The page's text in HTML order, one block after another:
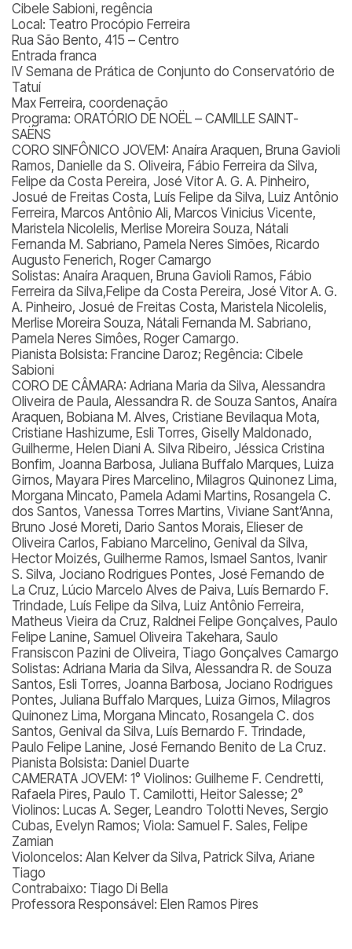
Cibele Sabioni, regência
Local: Teatro Procópio Ferreira
Rua São Bento, 415 – Centro
Entrada franca
IV Semana de Prática de Conjunto do Conservatório de
Tatuí
Max Ferreira, coordenação
Programa: ORATÓRIO DE NOËL – CAMILLE SAINT-
SAËNS
CORO SINFÔNICO JOVEM: Anaíra Araquen, Bruna Gavioli
Ramos, Danielle da S. Oliveira, Fábio Ferreira da Silva,
Felipe da Costa Pereira, José Vitor A. G. A. Pinheiro,
Josué de Freitas Costa, Luís Felipe da Silva, Luiz Antônio
Ferreira, Marcos Antônio Ali, Marcos Vinicius Vicente,
Maristela Nicolelis, Merlise Moreira Souza, Nátali
Fernanda M. Sabriano, Pamela Neres Simões, Ricardo
Augusto Fenerich, Roger Camargo
Solistas: Anaíra Araquen, Bruna Gavioli Ramos, Fábio
Ferreira da Silva,Felipe da Costa Pereira, José Vitor A. G.
A. Pinheiro, Josué de Freitas Costa, Maristela Nicolelis,
Merlise Moreira Souza, Nátali Fernanda M. Sabriano,
Pamela Neres Simôes, Roger Camargo.
Pianista Bolsista: Francine Daroz; Regência: Cibele
Sabioni
CORO DE CÂMARA: Adriana Maria da Silva, Alessandra
Oliveira de Paula, Alessandra R. de Souza Santos, Anaíra
Araquen, Bobiana M. Alves, Cristiane Bevilaqua Mota,
Cristiane Hashizume, Esli Torres, Giselly Maldonado,
Guilherme, Helen Diani A. Silva Ribeiro, Jéssica Cristina
Bonfim, Joanna Barbosa, Juliana Buffalo Marques, Luiza
Girnos, Mayara Pires Marcelino, Milagros Quinonez Lima,
Morgana Mincato, Pamela Adami Martins, Rosangela C.
dos Santos, Vanessa Torres Martins, Viviane Sant’Anna,
Bruno José Moreti, Dario Santos Morais, Elieser de
Oliveira Carlos, Fabiano Marcelino, Genival da Silva,
Hector Moizés, Guilherme Ramos, Ismael Santos, Ivanir
S. Silva, Jociano Rodrigues Pontes, José Fernando de
La Cruz, Lúcio Marcelo Alves de Paiva, Luís Bernardo F.
Trindade, Luís Felipe da Silva, Luiz Antônio Ferreira,
Matheus Vieira da Cruz, Raldnei Felipe Gonçalves, Paulo
Felipe Lanine, Samuel Oliveira Takehara, Saulo
Fransiscon Pazini de Oliveira, Tiago Gonçalves Camargo
Solistas: Adriana Maria da Silva, Alessandra R. de Souza
Santos, Esli Torres, Joanna Barbosa, Jociano Rodrigues
Pontes, Juliana Buffalo Marques, Luiza Girnos, Milagros
Quinonez Lima, Morgana Mincato, Rosangela C. dos
Santos, Genival da Silva, Luís Bernardo F. Trindade,
Paulo Felipe Lanine, José Fernando Benito de La Cruz.
Pianista Bolsista: Daniel Duarte
CAMERATA JOVEM: 1° Violinos: Guilheme F. Cendretti,
Rafaela Pires, Paulo T. Camilotti, Heitor Salesse; 2°
Violinos: Lucas A. Seger, Leandro Tolotti Neves, Sergio
Cubas, Evelyn Ramos; Viola: Samuel F. Sales, Felipe
Zamian
Violoncelos: Alan Kelver da Silva, Patrick Silva, Ariane
Tiago
Contrabaixo: Tiago Di Bella
Professora Responsável: Elen Ramos Pires